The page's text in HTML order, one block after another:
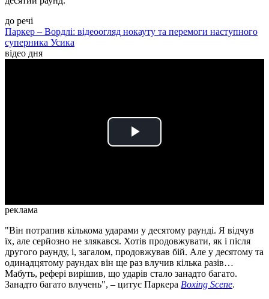
до речі
Паркер – Вордлі: відеоогляд нокауту та перемоги наступного
суперника Усика
відео дня
Play
реклама
"Він потрапив кількома ударами у десятому раунді. Я відчув
їх, але серйозно не злякався. Хотів продовжувати, як і після
другого раунду, і, загалом, продовжував бій. Але у десятому та
одинадцятому раундах він ще раз влучив кілька разів…
Мабуть, рефері вирішив, що ударів стало занадто багато.
Занадто багато влучень", – цитує Паркера Boxing Scene.